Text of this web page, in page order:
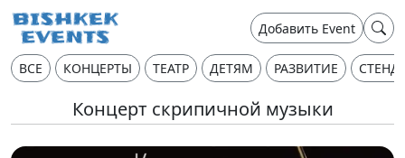
Добавить Event
ВСЕ КОНЦЕРТЫ ТЕАТР ДЕТЯМ РАЗВИТИЕ
Концерт скрипичной музыки